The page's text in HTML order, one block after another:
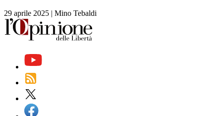
29 aprile 2025 | Mino Tebaldi